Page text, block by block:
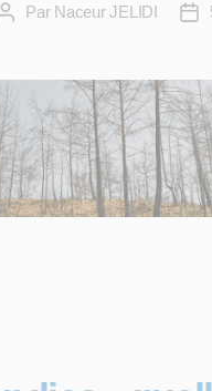
Par Naceur JELIDI